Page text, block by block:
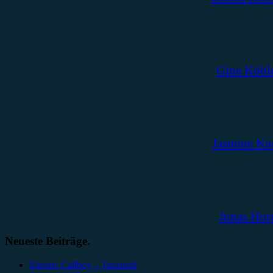
Gina
Jasmine
Jonas
Neueste Beiträge.
Electric Callboy – Tanzneid